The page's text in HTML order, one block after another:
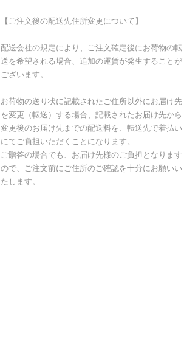
【ご注文後の配送先住所変更について】
配送会社の規定により、ご注文確定後にお荷物の転
送を希望される場合、追加の運賃が発生することが
ございます。
お荷物の送り状に記載されたご住所以外にお届け先
を変更（転送）する場合、記載されたお届け先から
変更後のお届け先までの配送料を、転送先で着払い
にてご負担いただくことになります。
ご贈答の場合でも、お届け先様のご負担となります
ので、ご注文前にご住所のご確認を十分にお願いい
たします。